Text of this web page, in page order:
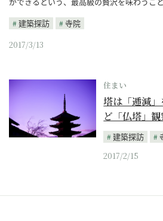
建築探訪
寺院
2017/3/13
住まい
塔は「逓減
ど「仏塔」
建築探訪
2017/2/15